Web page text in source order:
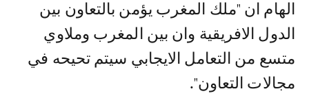
الهام ان "ملك المغرب يؤمن بالتعاون بين
الدول الافريقية وان بين المغرب وملاوي
متسع من التعامل الايجابي سيتم تحيحه في
مجالات التعاون".